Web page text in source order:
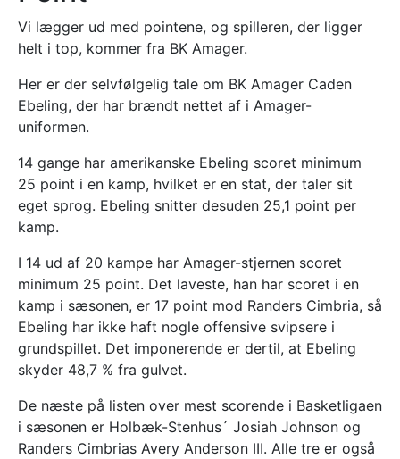
Vi lægger ud med pointene, og spilleren, der ligger
helt i top, kommer fra BK Amager.
Her er der selvfølgelig tale om BK Amager Caden
Ebeling, der har brændt nettet af i Amager-
uniformen.
14 gange har amerikanske Ebeling scoret minimum
25 point i en kamp, hvilket er en stat, der taler sit
eget sprog. Ebeling snitter desuden 25,1 point per
kamp.
I 14 ud af 20 kampe har Amager-stjernen scoret
minimum 25 point. Det laveste, han har scoret i en
kamp i sæsonen, er 17 point mod Randers Cimbria, så
Ebeling har ikke haft nogle offensive svipsere i
grundspillet. Det imponerende er dertil, at Ebeling
skyder 48,7 % fra gulvet.
De næste på listen over mest scorende i Basketligaen
i sæsonen er Holbæk-Stenhus´ Josiah Johnson og
Randers Cimbrias Avery Anderson III. Alle tre er også